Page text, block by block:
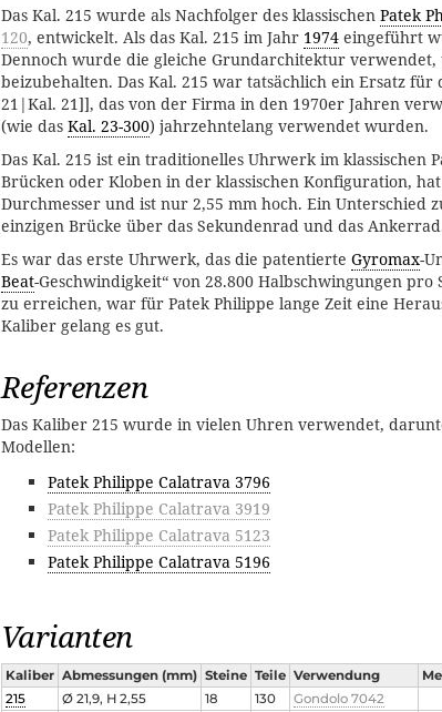
Das Kal. 215 wurde als Nachfolger des klassischen Patek
120, entwickelt. Als das Kal. 215 im Jahr 1974 eingeführt
Dennoch wurde die gleiche Grundarchitektur verwendet,
beizubehalten. Das Kal. 215 war tatsächlich ein Ersatz für
21|Kal. 21]], das von der Firma in den 1970er Jahren
(wie das Kal. 23-300) jahrzehntelang verwendet wurden.
Das Kal. 215 ist ein traditionelles Uhrwerk im klassischen
Brücken oder Kloben in der klassischen Konfiguration,
Durchmesser und ist nur 2,55 mm hoch. Ein Unterschied
einzigen Brücke über das Sekundenrad und das
Es war das erste Uhrwerk, das die patentierte Gyromax-
Beat-Geschwindigkeit“ von 28.800 Halbschwingungen
zu erreichen, war für Patek Philippe lange Zeit eine
Kaliber gelang es gut.
Referenzen
Das Kaliber 215 wurde in vielen Uhren verwendet,
Modellen:
Patek Philippe Calatrava 3796
Patek Philippe Calatrava 3919
Patek Philippe Calatrava 5123
Patek Philippe Calatrava 5196
Varianten
Kaliber Abmessungen (mm) Steine Teile Verwendung
215
Ø 21,9, H 2,55 18 130
Gondolo 7042